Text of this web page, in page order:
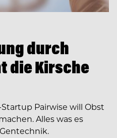
durch
die Kirsche
Pairwise will Obst
Alles was es